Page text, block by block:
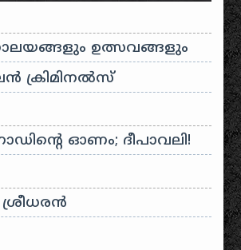
ഉത്സവങ്ങളും
ഓണം; ദീപാവലി!